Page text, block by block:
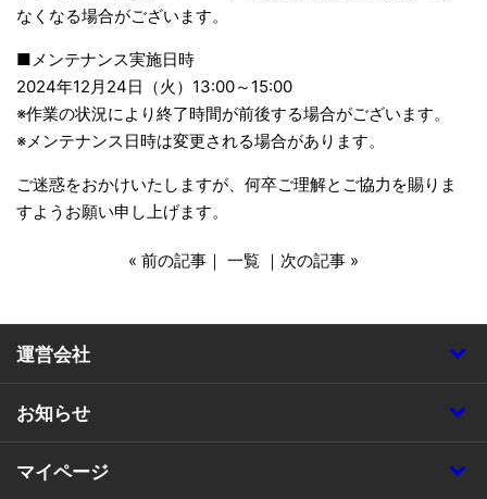
なくなる場合がございます。
■メンテナンス実施日時
2024年12月24日（火）13:00～15:00
※作業の状況により終了時間が前後する場合がございます。
※メンテナンス日時は変更される場合があります。
ご迷惑をおかけいたしますが、何卒ご理解とご協力を賜りま
すようお願い申し上げます。
« 前の記事 ｜ 一覧 ｜ 次の記事 »
運営会社
お知らせ
マイページ